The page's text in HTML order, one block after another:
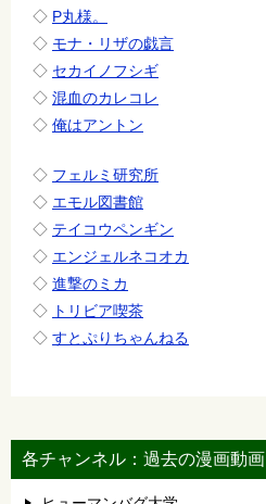
◇ P丸様。
◇ モナ・リザの戯言
◇ セカイノフシギ
◇ 混血のカレコレ
◇ 俺はアントン
◇ フェルミ研究所
◇ エモル図書館
◇ テイコウペンギン
◇ エンジェルネコオカ
◇ 進撃のミカ
◇ トリビア喫茶
◇ すとぷりちゃんねる
各チャンネル：過去の漫画動画